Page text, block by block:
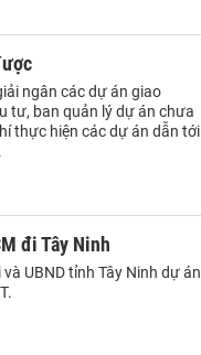
ngân các dự án giao
tư, ban quản lý dự án chưa
thực hiện các dự án dẫn tới
đi Tây Ninh
UBND tỉnh Tây Ninh dự án